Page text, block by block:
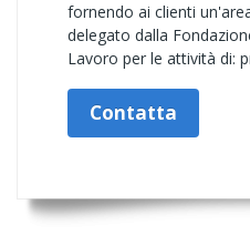
fornendo ai clienti
delegato dalla
Lavoro per le attività di:
Contatta